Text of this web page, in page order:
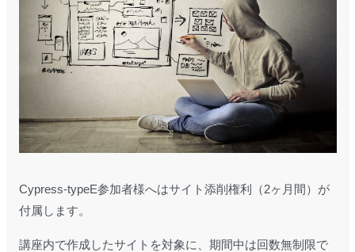
Cypress-typeE参加者様へはサイト添削権利（2ヶ月間）が
付属します。
講座内で作成したサイトを対象に、期間中は回数無制限で